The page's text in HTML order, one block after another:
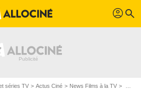
profil search
séries TV Actus Ciné News Films à la TV